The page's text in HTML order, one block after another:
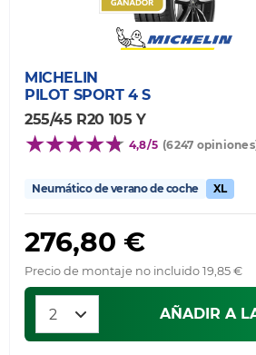
MICHELIN
PILOT SPORT 4 S
255/45 R20 105 Y
4,8/5 (6247
Neumático de verano de coche XL
276,80 €
Precio de montaje no incluido 19,85 €
AÑADIR A